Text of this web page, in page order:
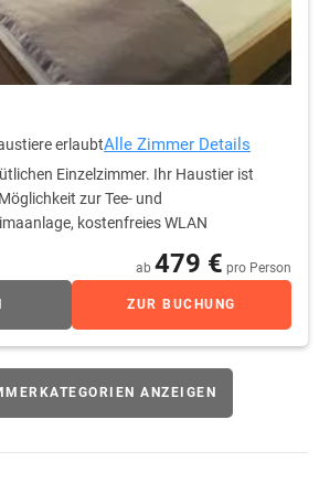
erlaubtAlle Zimmer Details
Einzelzimmer. Ihr Haustier ist
zur Tee- und
kostenfreies WLAN
ab 479 € pro Person
ZUR BUCHUNG
ANZEIGEN